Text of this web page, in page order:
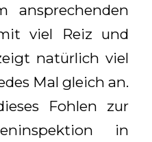
ansprechenden
viel Reiz und
natürlich viel
Mal gleich an.
Fohlen zur
in